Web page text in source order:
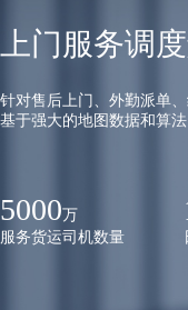
上门服务调
针对售后上门、外勤派单
基于强大的地图数据和算
5000万
服务货运司机数量